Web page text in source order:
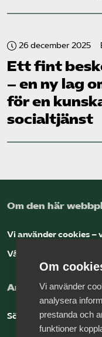
26 december 2025
Ett fint
– en ny lag
för en
socialtjänst
Om den här
Vi använder cookies –
Vår dataskyddspolicy
Arbeta hos
Sök jobb hos oss
Om
Vi använder
analysera
prestanda och
funktioner